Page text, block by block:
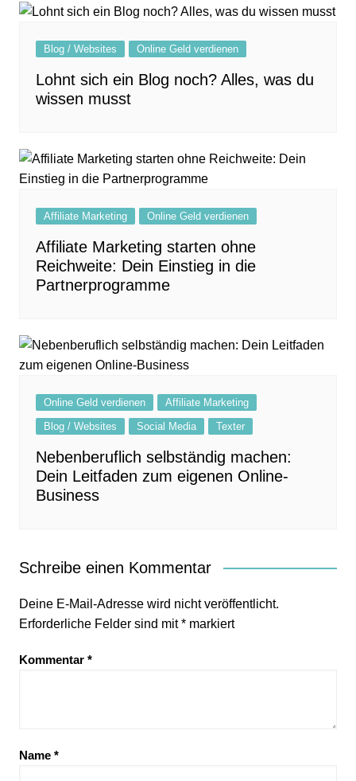
Blog / Websites Online Geld verdienen
Lohnt sich ein Blog noch? Alles, was du
wissen musst
Affiliate Marketing Online Geld verdienen
Affiliate Marketing starten ohne
Reichweite: Dein Einstieg in die
Partnerprogramme
Online Geld verdienen
Affiliate Marketing
Blog / Websites
Social Media Texter
Nebenberuflich selbständig machen:
Dein Leitfaden zum eigenen Online-
Business
Schreibe einen Kommentar
Deine E-Mail-Adresse wird nicht veröffentlicht.
Erforderliche Felder sind mit*markiert
Kommentar *
Name *